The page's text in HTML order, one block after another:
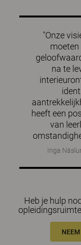
"Onze
na te
heeft een
van
Inga
Heb je hulp